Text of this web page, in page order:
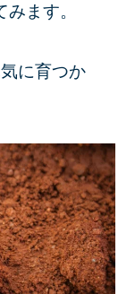
ます。
に育つか